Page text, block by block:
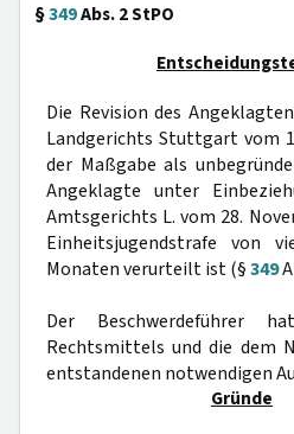
§349Abs. 2 StPO
Die Revision des
Landgerichts Stuttgart vom
der Maßgabe als
Angeklagte unter
Amtsgerichts L. vom 28.
Einheitsjugendstrafe von
Monaten verurteilt ist (§349
Der Beschwerdeführer
Rechtsmittels und die dem
entstandenen notwendigen
Gründe